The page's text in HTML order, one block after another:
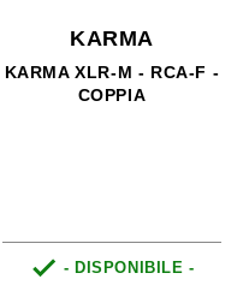
KARMA
KARMA CAVO
ALIMENTAZIONE CON
 - DISPONIBILE -